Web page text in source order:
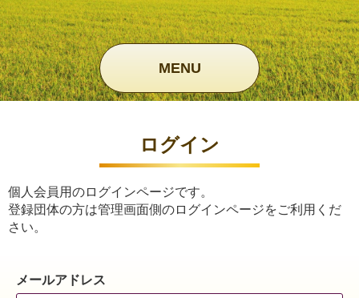
MENU
ログイン
個人会員用のログインページです。
登録団体の方は管理画面側のログインページをご利用くだ
さい。
メールアドレス